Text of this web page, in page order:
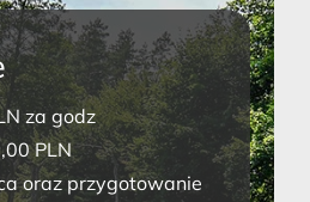
za godz
PLN
oraz przygotowanie